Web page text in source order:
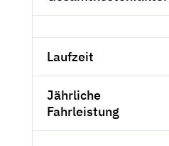
Laufzeit
Jährliche
Fahrleistung